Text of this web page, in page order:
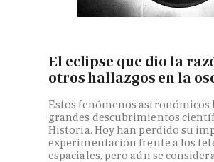
El eclipse que dio la
otros hallazgos en la
Estos fenómenos astronómicos
grandes descubrimientos
Historia. Hoy han perdido su
experimentación frente a los
espaciales, pero aún se